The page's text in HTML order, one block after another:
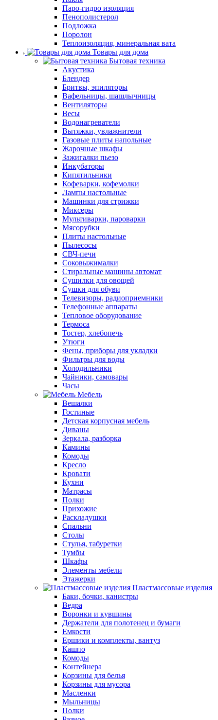
Паро-гидро изоляция
Пенополистерол
Подложка
Поролон
Теплоизоляция, минеральная вата
Товары для дома
Бытовая техника
Акустика
Блендер
Бритвы, эпиляторы
Вафельницы, шашлычницы
Вентиляторы
Весы
Водонагреватели
Вытяжки, увлажнители
Газовые плиты напольные
Жарочные шкафы
Зажигалки пьезо
Инкубаторы
Кипятильники
Кофеварки, кофемолки
Лампы настольные
Машинки для стрижки
Миксеры
Мультиварки, пароварки
Мясорубки
Плиты настольные
Пылесосы
СВЧ-печи
Соковыжималки
Стиральные машины автомат
Сушилки для овощей
Сушки для обуви
Телевизоры, радиоприемники
Телефонные аппараты
Тепловое оборудование
Термоса
Тостер, хлебопечь
Утюги
Фены, приборы для укладки
Фильтры для воды
Холодильники
Чайники, самовары
Часы
Мебель
Вешалки
Гостиные
Детская корпусная мебель
Диваны
Зеркала, разборка
Камины
Комоды
Кресло
Кровати
Кухни
Матрасы
Полки
Прихожие
Раскладушки
Спальни
Столы
Стулья, табуретки
Тумбы
Шкафы
Элементы мебели
Этажерки
Пластмассовые изделия
Баки, бочки, канистры
Ведра
Воронки и кувшины
Держатели для полотенец и бумаги
Емкости
Ершики и комплекты, вантуз
Кашпо
Комоды
Контейнера
Корзины для белья
Корзины для мусора
Масленки
Мыльницы
Полки